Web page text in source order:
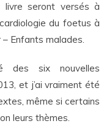
seront versés à
du foetus à
– Enfants malades.
des six nouvelles
et j’ai vraiment été
même si certains
leurs thèmes.